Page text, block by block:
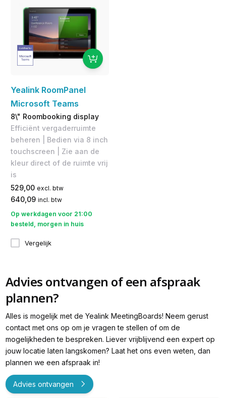
Yealink RoomPanel
Microsoft Teams
8\" Roombooking display
Efficiënt vergaderruimte
beheren | Bedien via 8 inch
touchscreen | Zie aan de
kleur direct of de ruimte vrij
is
529,00 excl. btw
640,09 incl. btw
Op werkdagen voor 21:00
besteld, morgen in huis
Vergelijk
Advies ontvangen of een afspraak
plannen?
Alles is mogelijk met de Yealink MeetingBoards! Neem gerust
contact met ons op om je vragen te stellen of om de
mogelijkheden te bespreken. Liever vrijblijvend een expert op
jouw locatie laten langskomen? Laat het ons even weten, dan
plannen we een afspraak in!
Advies ontvangen